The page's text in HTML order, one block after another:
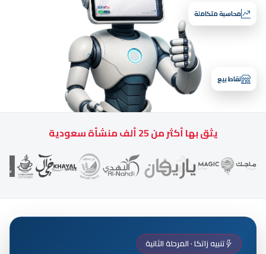
محاسبة متكاملة
نقاط بيع
يثق بها أكثر من 25 ألف منشأة سعودية
تنبيه زاتكا · المرحلة الثانية